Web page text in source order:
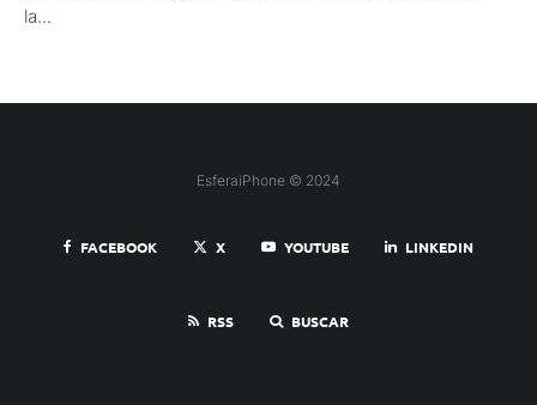
la...
EsferaiPhone © 2024
FACEBOOK X YOUTUBE LINKEDIN
RSS BUSCAR